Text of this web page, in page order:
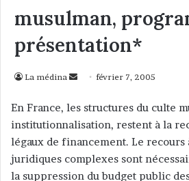
musulman,
présentation*
La médina
v
o
y
e
r
février 7, 2005
En France, les structures du culte
institutionnalisation, restent à la
légaux de financement. Le recours
juridiques complexes sont
la suppression du budget public